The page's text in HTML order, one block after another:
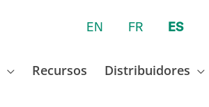
EN FR ES
Recursos Distribuidores